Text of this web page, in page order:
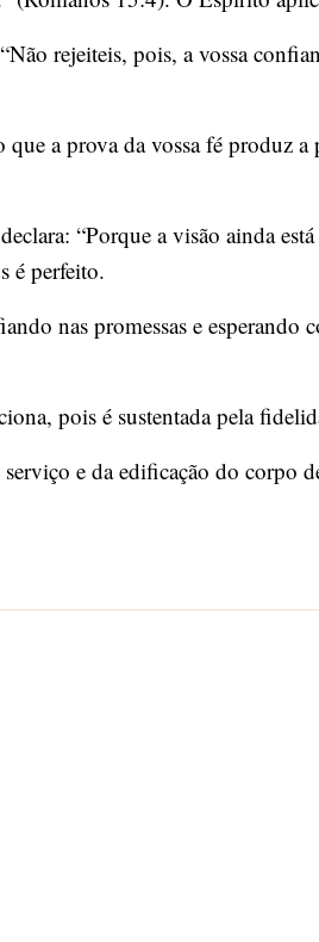
rejeiteis, pois, a vossa
a prova da vossa fé produz
“Porque a visão ainda
é perfeito.
nas promessas e esperando
pois é sustentada pela
e da edificação do corpo